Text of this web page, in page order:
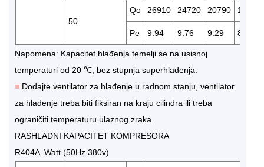
50
Qo 26910 24720 20790 17290
Pe 9.94 9.76 9.29 8.73
Napomena: Kapacitet hlađenja temelji se na usisnoj
temperaturi od 20 ℃, bez stupnja superhlađenja.
■ Dodajte ventilator za hlađenje u radnom stanju, ventilator
za hlađenje treba biti fiksiran na kraju cilindra ili treba
ograničiti temperaturu ulaznog zraka
RASHLADNI KAPACITET KOMPRESORA
R404A Watt (50Hz 380v)